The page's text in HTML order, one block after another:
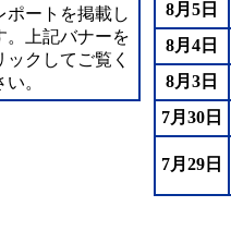
ポートを掲載し
。上記バナーを
ックしてご覧く
。
8月5日
8月4日
8月3日
7月30日
7月29日